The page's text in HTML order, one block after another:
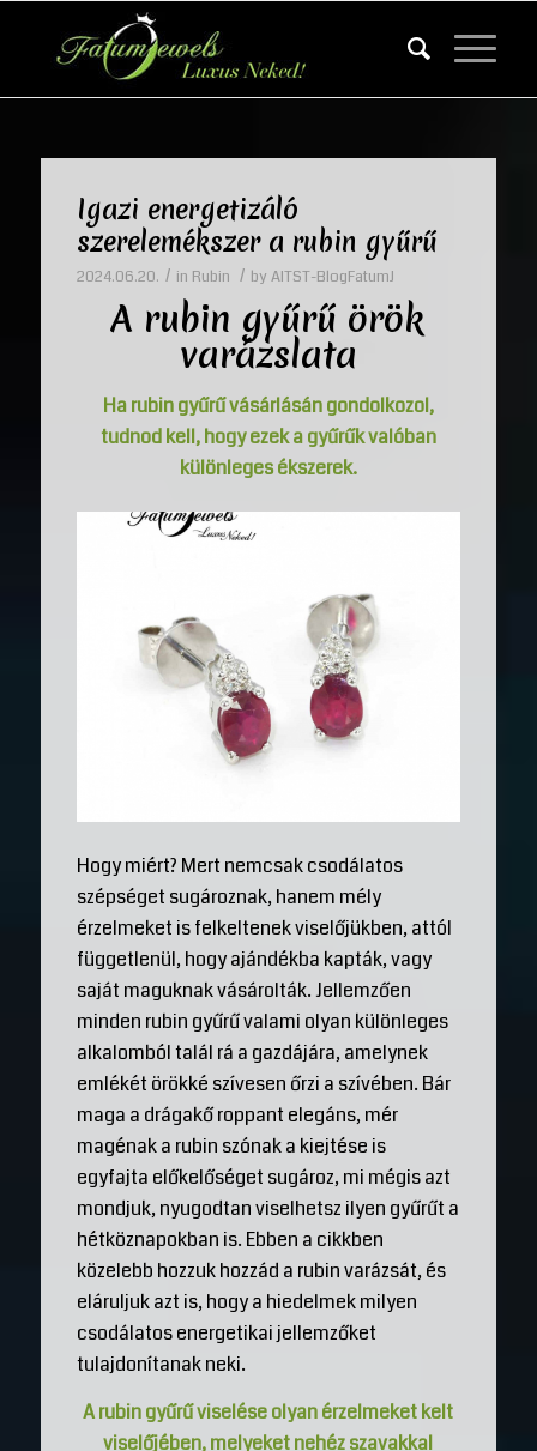
Igazi energetizáló
szerelemékszer a rubin gyűrű
2024.06.20. / in Rubin / by AITST-BlogFatumJ
A rubin gyűrű örök
varázslata
Ha rubin gyűrű vásárlásán gondolkozol,
tudnod kell, hogy ezek a gyűrűk valóban
különleges ékszerek.
Hogy miért? Mert nemcsak csodálatos
szépséget sugároznak, hanem mély
érzelmeket is felkeltenek viselőjükben, attól
függetlenül, hogy ajándékba kapták, vagy
saját maguknak vásárolták. Jellemzően
minden rubin gyűrű valami olyan különleges
alkalomból talál rá a gazdájára, amelynek
emlékét örökké szívesen őrzi a szívében. Bár
maga a drágakő roppant elegáns, mér
magénak a rubin szónak a kiejtése is
egyfajta előkelőséget sugároz, mi mégis azt
mondjuk, nyugodtan viselhetsz ilyen gyűrűt a
hétköznapokban is. Ebben a cikkben
közelebb hozzuk hozzád a rubin varázsát, és
eláruljuk azt is, hogy a hiedelmek milyen
csodálatos energetikai jellemzőket
tulajdonítanak neki.
A rubin gyűrű viselése olyan érzelmeket kelt
viselőjében, melyeket nehéz szavakkal